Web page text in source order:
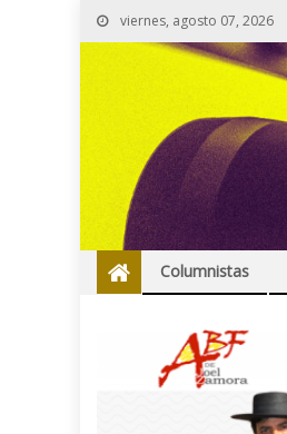
viernes, agosto 07, 2026
Columnistas